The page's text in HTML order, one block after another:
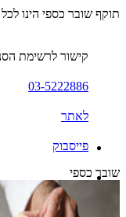
תוקף שובר כספי הינו לכל הפחות 60 חודשים ממועד הפקתו. תוקף שובר לרכישת מוצר או שירות מסויים יהיה
קישור לרשימת
03-5222886
לאתר
פייסבוק
שובר כספי